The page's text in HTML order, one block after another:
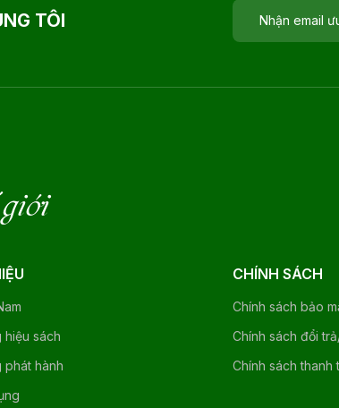
TÔI
hiệu sách
phát hành
CHÍNH SÁCH
Chính sách bảo
Chính sách đổi
Chính sách thanh